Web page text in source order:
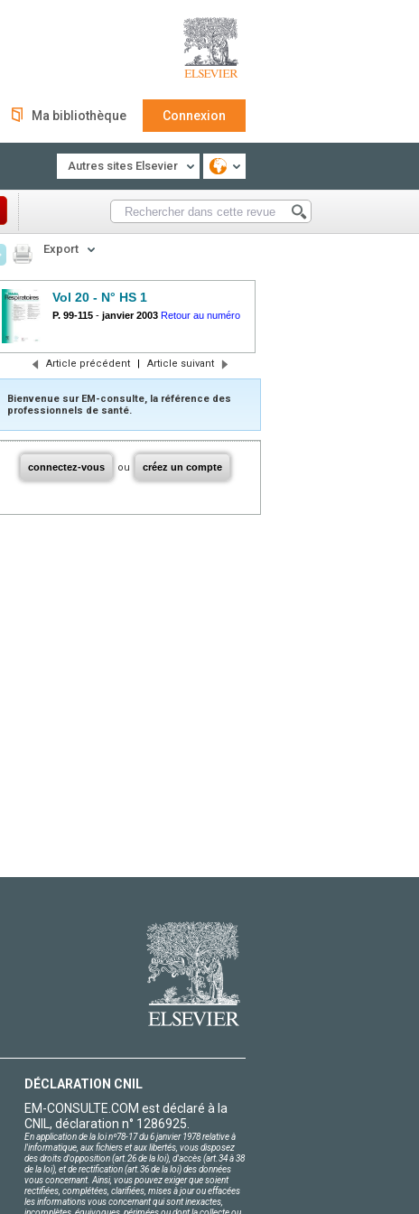
Ma bibliothèque Connexion
Autres sites Elsevier
Export
Vol 20 - N° HS 1
P. 99-115 - janvier 2003 Retour au numéro
Article précédent | Article suivant
Bienvenue sur EM-consulte, la référence des
professionnels de santé.
connectez-vous ou créez un compte
DÉCLARATION CNIL
EM-CONSULTE.COM est déclaré à la
CNIL, déclaration n° 1286925.
En application de la loi nº78-17 du 6 janvier 1978 relative à
l'informatique, aux fichiers et aux libertés, vous disposez
des droits d'opposition (art.26 de la loi), d'accès (art.34 à 38
de la loi), et de rectification (art.36 de la loi) des données
vous concernant. Ainsi, vous pouvez exiger que soient
rectifiées, complétées, clarifiées, mises à jour ou effacées
les informations vous concernant qui sont inexactes,